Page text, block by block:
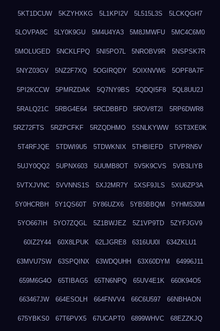
5KT1DCUW 5KZYHXKG 5L1KPI2V 5L515L3S 5LCKQGH7
5LOVPA8C 5LY0K9GU 5M4U4YA3 5M8JMWFU 5MC4C6M0
5MOLUGED 5NCKLFPQ 5NI5PO7L 5NROBV9R 5NSPSK7R
5NYZ03GV 5NZ2F7XQ 5OGIRQDY 5OIXNVW6 5OPF8A7F
5PI2KCCW 5PMRZDAK 5Q7NY9BS 5QDQI5F8 5QL8UU2J
5RALQ21C 5RBG4E64 5RCDBBFD 5ROV8T2I 5RP6DWR8
5RZ72FTS 5RZPCFKF 5RZQDHMO 5SNLKYWW 5ST3XE0K
5T4RFJQE 5TDWI9U5 5TDWKNIX 5THBIEFD 5TVPRN5V
5UJY0QQ2 5UPNX603 5UUMB8OT 5V5K9CVS 5VB3LIYB
5VTXJVNC 5VVNNS1S 5XJ2MR7Y 5XSF9JLS 5XU6ZP3A
5Y0HCRBH 5Y1QS60T 5Y86UZX6 5YB5BBQM 5YHM530M
5YO667IH 5YO7ZQGL 5Z1BWJEZ 5Z1VP9TD 5ZYFJGV9
60IZ2Y44 60X8LPUK 62LJGRE8 6316UU0I 634ZKLU1
63MVU7SW 63SPQINX 63WDQUHH 63X60DYM 64996J11
659M6G4O 65TIBAG5 65TN6NPQ 65UV4E1K 660K94O5
663467JW 664ESOLH 664FNVV4 66C6U597 66NBHAON
675YBKS0 67T6PVX5 67UCAPT0 6899WHVC 68EZZKJQ